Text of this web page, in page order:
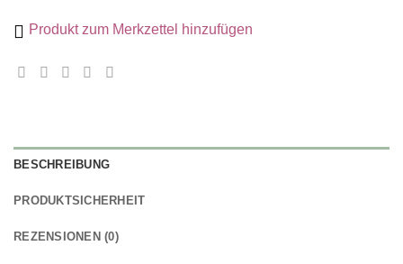
Produkt zum Merkzettel hinzufügen
BESCHREIBUNG
PRODUKTSICHERHEIT
REZENSIONEN (0)